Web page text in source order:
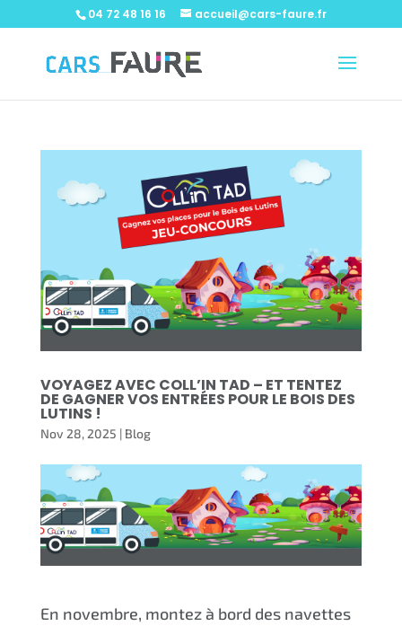
04 72 48 16 16 accueil@cars-faure.fr
VOYAGEZ AVEC COLL’IN TAD – ET TENTEZ
DE GAGNER VOS ENTRÉES POUR LE BOIS DES
LUTINS !
Nov 28, 2025 | Blog
En novembre, montez à bord des navettes